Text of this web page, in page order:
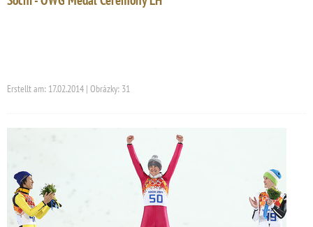
Erstellt am: 17.02.2014 | Obrázky: 31